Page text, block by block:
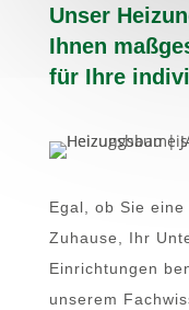
Unser
Ihnen
für Ihre
Egal, ob Sie
Zuhause, Ihr
Einrichtungen
unserem